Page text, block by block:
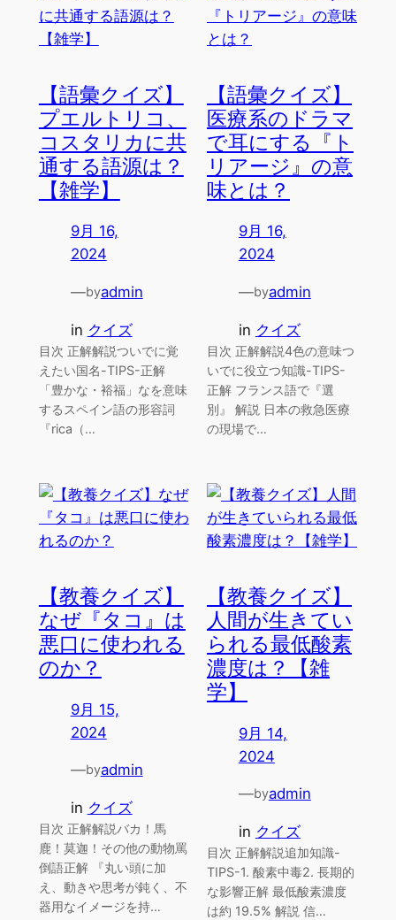
【語彙クイズ】
プエルトリコ、
コスタリカに共
通する語源は？
【雑学】
9月 16,
2024
—byadmin
in クイズ
目次 正解解説ついでに覚
えたい国名-TIPS-正解
「豊かな・裕福」なを意味
するスペイン語の形容詞
『rica（…
【語彙クイズ】
医療系のドラマ
で耳にする『ト
リアージ』の意
味とは？
9月 16,
2024
—byadmin
in クイズ
目次 正解解説4色の意味つ
いでに役立つ知識-TIPS-
正解 フランス語で『選
別』 解説 日本の救急医療
の現場で…
【教養クイズ】
なぜ『タコ』は
悪口に使われる
のか？
9月 15,
2024
—byadmin
in クイズ
目次 正解解説バカ！馬
鹿！莫迦！その他の動物罵
倒語正解 『丸い頭に加
え、動きや思考が鈍く、不
器用なイメージを持…
【教養クイズ】
人間が生きてい
られる最低酸素
濃度は？【雑
学】
9月 14,
2024
—byadmin
in クイズ
目次 正解解説追加知識-
TIPS-1. 酸素中毒2. 長期的
な影響正解 最低酸素濃度
は約 19.5% 解説 信…